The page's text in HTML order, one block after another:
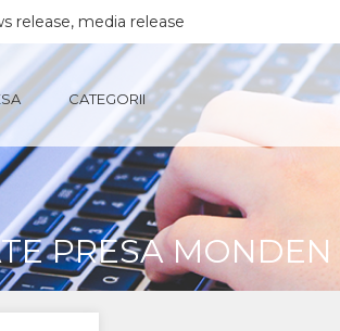
release, media release
CATEGORII
PRESA MONDEN